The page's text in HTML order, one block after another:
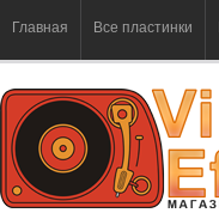
Главная Все пластинки